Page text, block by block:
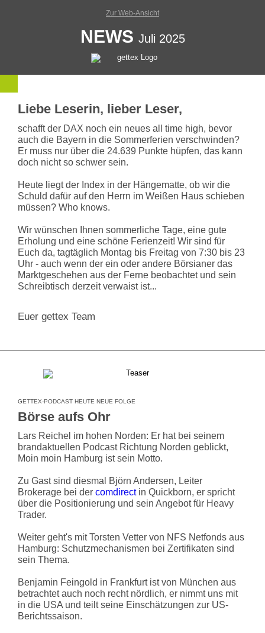
Zur Web-Ansicht
NEWS Juli 2025
Liebe Leserin, lieber Leser,
schafft der DAX noch ein neues all time high, bevor
auch die Bayern in die Sommerferien verschwinden?
Er muss nur über die 24.639 Punkte hüpfen, das kann
doch nicht so schwer sein.
Heute liegt der Index in der Hängematte, ob wir die
Schuld dafür auf den Herrn im Weißen Haus schieben
müssen? Who knows.
Wir wünschen Ihnen sommerliche Tage, eine gute
Erholung und eine schöne Ferienzeit! Wir sind für
Euch da, tagtäglich Montag bis Freitag von 7:30 bis 23
Uhr - auch wenn der ein oder andere Börsianer das
Marktgeschehen aus der Ferne beobachtet und sein
Schreibtisch derzeit verwaist ist...
Euer gettex Team
GETTEX-PODCAST HEUTE NEUE FOLGE
Börse aufs Ohr
Lars Reichel im hohen Norden: Er hat bei seinem
brandaktuellen Podcast Richtung Norden geblickt,
Moin moin Hamburg ist sein Motto.
Zu Gast sind diesmal Björn Andersen, Leiter
Brokerage bei der comdirectin Quickborn, er spricht
über die Positionierung und sein Angebot für Heavy
Trader.
Weiter geht's mit Torsten Vetter von NFS Netfonds aus
Hamburg: Schutzmechanismen bei Zertifikaten sind
sein Thema.
Benjamin Feingold in Frankfurt ist von München aus
betrachtet auch noch recht nördlich, er nimmt uns mit
in die USA und teilt seine Einschätzungen zur US-
Berichtssaison.